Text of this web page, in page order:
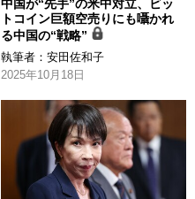
中国が“先手”の米中対立、ビッ
トコイン巨額空売りにも囁かれ
る中国の“戦略”
執筆者：安田佐和子
2025年10月18日